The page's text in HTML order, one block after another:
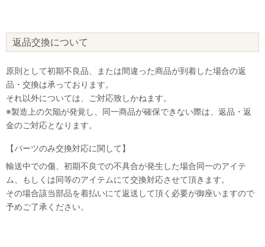
返品交換について
原則として初期不良品、または間違った商品が到着した場合の返
品・交換は承っております。
それ以外については、ご対応致しかねます。
※製造上の欠陥が発覚し、同一商品が確保できない際は、返品・返
金のご対応となります。
【パーツのみ交換対応に関して】
輸送中での傷、初期不良での不具合が発生した場合同一のアイテ
ム、もしくは同等のアイテムにて交換対応させて頂きます。
その場合該当部品を着払いにて返送して頂く必要が御座いますので
予めご了承ください。